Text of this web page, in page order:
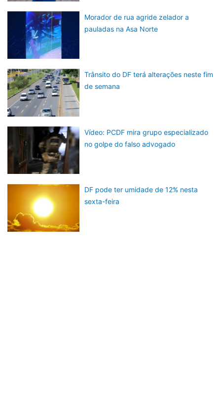
Morador de rua agride zelador a
pauladas na Asa Norte
Trânsito do DF terá alterações neste fim
de semana
Vídeo: PCDF mira grupo especializado
no golpe do falso advogado
DF pode ter umidade de 12% nesta
sexta-feira